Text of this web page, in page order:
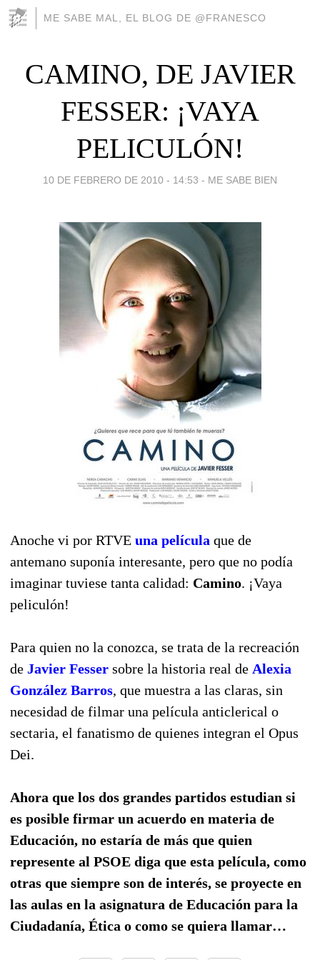
ME SABE MAL, EL BLOG DE @FRANESCO
CAMINO, DE JAVIER
FESSER: ¡VAYA
PELICULÓN!
10 DE FEBRERO DE 2010 - 14:53 - ME SABE BIEN
Anoche vi por RTVE una película que de
antemano suponía interesante, pero que no podía
imaginar tuviese tanta calidad: Camino. ¡Vaya
peliculón!
Para quien no la conozca, se trata de la recreación
de Javier Fesser sobre la historia real de Alexia
González Barros, que muestra a las claras, sin
necesidad de filmar una película anticlerical o
sectaria, el fanatismo de quienes integran el Opus
Dei.
Ahora que los dos grandes partidos estudian si
es posible firmar un acuerdo en materia de
Educación, no estaría de más que quien
represente al PSOE diga que esta película, como
otras que siempre son de interés, se proyecte en
las aulas en la asignatura de Educación para la
Ciudadanía, Ética o como se quiera llamar…